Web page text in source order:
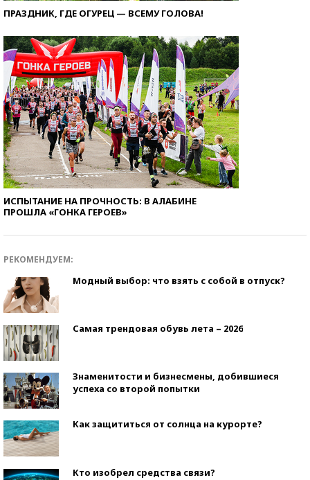
ПРАЗДНИК, ГДЕ ОГУРЕЦ — ВСЕМУ ГОЛОВА!
ИСПЫТАНИЕ НА ПРОЧНОСТЬ: В АЛАБИНЕ
ПРОШЛА «ГОНКА ГЕРОЕВ»
РЕКОМЕНДУЕМ:
Модный выбор: что взять с собой в отпуск?
Самая трендовая обувь лета – 2026
Знаменитости и бизнесмены, добившиеся
успеха со второй попытки
Как защититься от солнца на курорте?
Кто изобрел средства связи?